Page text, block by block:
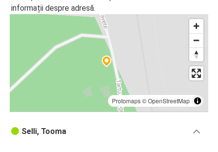
informații despre adresă.
Protomaps©OpenStreetMap
Selli, Tooma